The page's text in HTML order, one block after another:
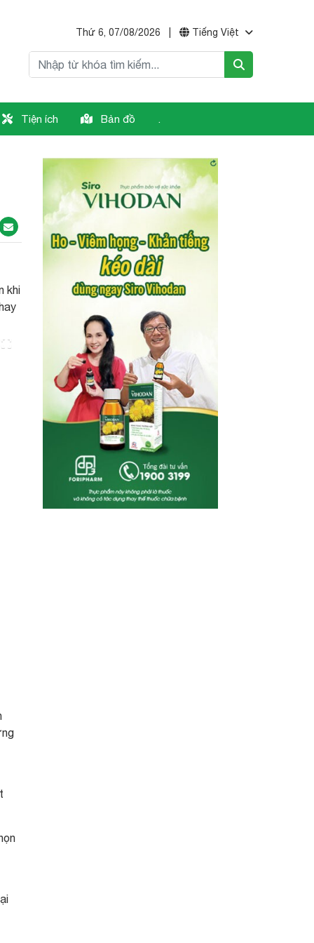
Thứ 6, 07/08/2026 Tiếng Việt
Tiện ích Bản đồ .
khi